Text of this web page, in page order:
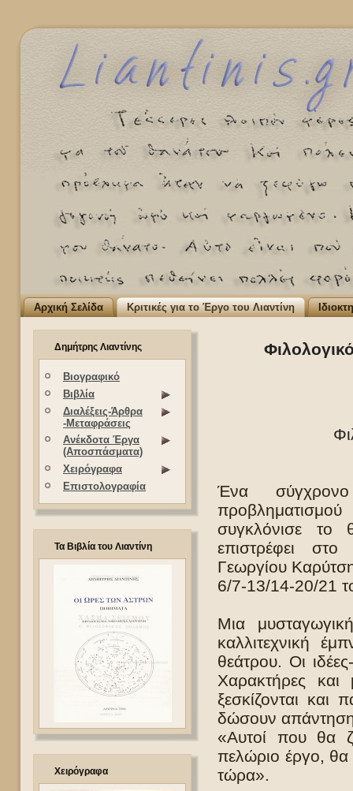
Αρχική Σελίδα Κριτικές για το Έργο του Λιαντίνη
Δημήτρης Λιαντίνης
Βιογραφικό
Βιβλία
Διαλέξεις-Άρθρα
-Μεταφράσεις
Ανέκδοτα Έργα
(Αποσπάσματα)
Χειρόγραφα
Επιστολογραφία
Τα Βιβλία του Λιαντίνη
Χειρόγραφα
Ένα σύγχρονο
συγκλόνισε το
επιστρέφει
Γεωργίου
6/7-13/14-20/21
Μια
καλλιτεχνική
θεάτρου. Οι
Χαρακτήρες και
ξεσκίζονται
δώσουν
«Αυτοί που θα
πελώριο έργο, θα
τώρα».